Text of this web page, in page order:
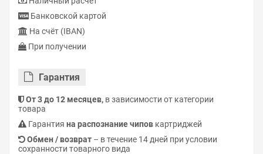
Банковской картой
На счёт (IBAN)
При получении
Гарантия
От 3 до 12 месяцев, в зависимости от категории
товара
Гарантия на распознание чипов картриджей
Обмен / возврат – в течение 14 дней при условии
сохранности товарного вида